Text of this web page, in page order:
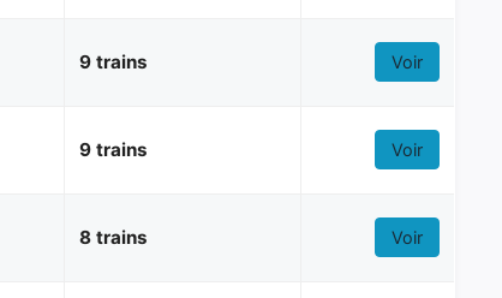
9 trains Voir
9 trains Voir
8 trains Voir